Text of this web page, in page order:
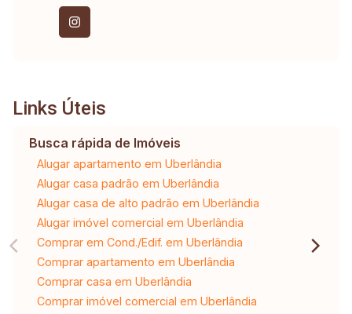
potencialmente para clínicas. É de fácil acesso
ao DMAE, supermercados, salões de beleza,
Links Úteis
Busca rápida de Imóveis
Alugar apartamento em Uberlândia
Alugar casa padrão em Uberlândia
Alugar casa de alto padrão em Uberlândia
Alugar imóvel comercial em Uberlândia
Comprar em Cond./Edif. em Uberlândia
Comprar apartamento em Uberlândia
Comprar casa em Uberlândia
Comprar imóvel comercial em Uberlândia